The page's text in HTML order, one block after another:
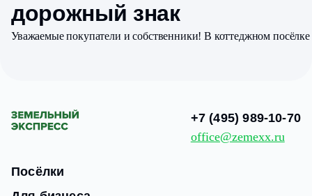
дорожный знак
Уважаемые покупатели и собственники! В коттеджном посёлке
Посёлки
+7 (495) 989-10-70
office@zemexx.ru